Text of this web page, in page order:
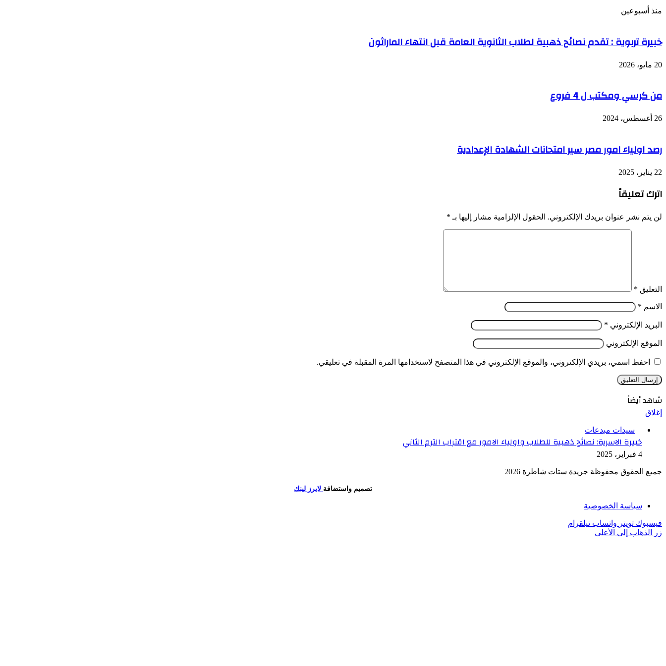
منذ أسبوعين
خبيرة تربوية : تقدم نصائح ذهبية لطلاب الثانوية العامة قبل انتهاء الماراثون
20 مايو، 2026
من كرسي ومكتب ل 4 فروع
26 أغسطس، 2024
رصد اولياء امور مصر سير امتحانات الشهادة الإعدادية
22 يناير، 2025
اترك تعليقاً
لن يتم نشر عنوان بريدك الإلكتروني. الحقول الإلزامية مشار إليها بـ *
التعليق *
الاسم *
البريد الإلكتروني *
الموقع الإلكتروني
احفظ اسمي، بريدي الإلكتروني، والموقع الإلكتروني في هذا المتصفح لاستخدامها المرة المقبلة في تعليقي.
شاهد أيضاً
إغلاق
سيدات مبدعات
خبيرة الاسرية: نصائح ذهبية للطلاب واولياء الامور مع اقتراب الترم الثاني
4 فبراير، 2025
جميع الحقوق محفوظة جريدة ستات شاطرة 2026
تصميم واستضافة لايرز لينك
سياسة الخصوصية
فيسبوك تويتر واتساب تيلقرام
زر الذهاب إلى الأعلى